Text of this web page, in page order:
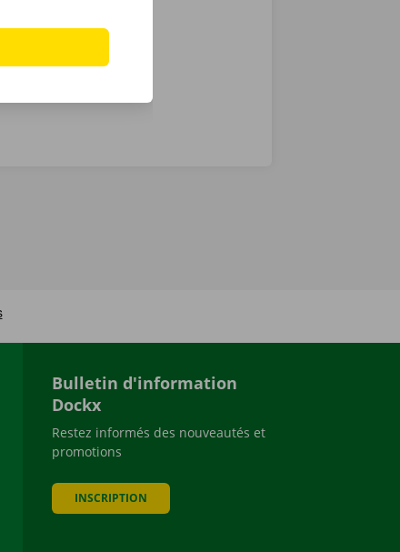
Bulletin d'information
Dockx
Restez informés des nouveautés et
promotions
INSCRIPTION